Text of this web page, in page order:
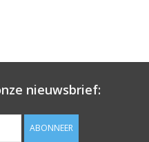
nieuwsbrief:
ABONNEER